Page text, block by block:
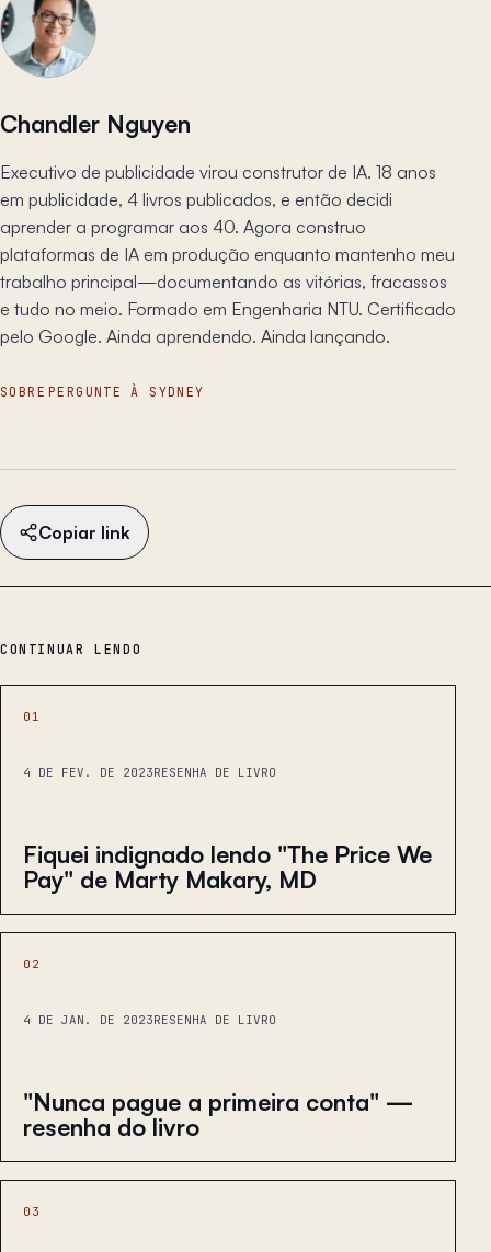
Chandler Nguyen
Executivo de publicidade virou construtor de IA. 18 anos
em publicidade, 4 livros publicados, e então decidi
aprender a programar aos 40. Agora construo
plataformas de IA em produção enquanto mantenho meu
trabalho principal—documentando as vitórias, fracassos
e tudo no meio. Formado em Engenharia NTU. Certificado
pelo Google. Ainda aprendendo. Ainda lançando.
SOBRE PERGUNTE À SYDNEY
Copiar link
CONTINUAR LENDO
01
4 DE FEV. DE 2023RESENHA DE LIVRO
Fiquei indignado lendo "The Price We
Pay" de Marty Makary, MD
02
4 DE JAN. DE 2023RESENHA DE LIVRO
"Nunca pague a primeira conta" —
resenha do livro
03